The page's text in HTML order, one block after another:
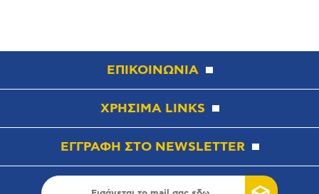
ΕΠΙΚΟΙΝΩΝΙΑ
ΧΡΗΣΙΜΑ LINKS
ΕΓΓΡΑΦΗ ΣΤΟ NEWSLETTER